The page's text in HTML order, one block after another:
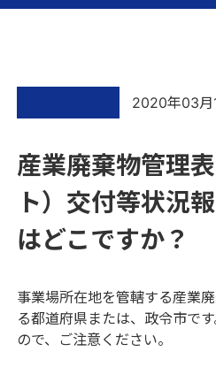
産業廃棄物管理
ト）交付等状況
はどこですか？
2020年03月
事業場所在地を管轄する産業
る都道府県または、政令市で
ので、ご注意ください。